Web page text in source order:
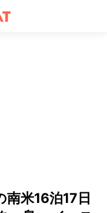
米16泊17日